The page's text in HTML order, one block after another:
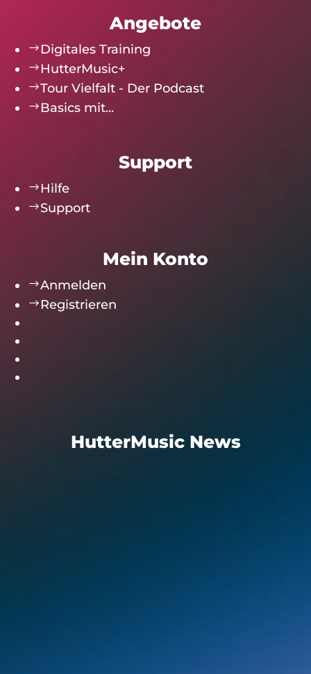
Angebote
$ Digitales Training
$ HutterMusic+
$Tour Vielfalt - Der Podcast
$ Basics mit...
Support
$Hilfe
$Support
Mein Konto
$Anmelden
$Registrieren
HutterMusic News